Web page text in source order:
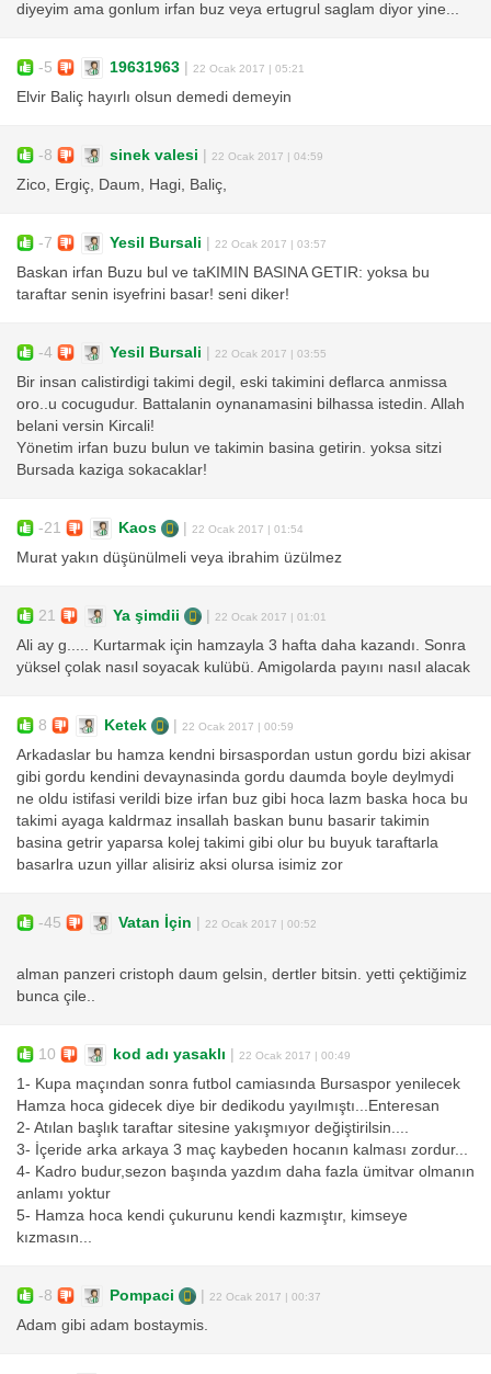
diyeyim ama gonlum irfan buz veya ertugrul saglam diyor yine...
-5 19631963 22 Ocak 2017 | 05:21
Elvir Baliç hayırlı olsun demedi demeyin
-8 sinek valesi 22 Ocak 2017 | 04:59
Zico, Ergiç, Daum, Hagi, Baliç,
-7 Yesil Bursali 22 Ocak 2017 | 03:57
Baskan irfan Buzu bul ve taKIMIN BASINA GETIR: yoksa bu
taraftar senin isyefrini basar! seni diker!
-4 Yesil Bursali 22 Ocak 2017 | 03:55
Bir insan calistirdigi takimi degil, eski takimini deflarca anmissa
oro..u cocugudur. Battalanin oynanamasini bilhassa istedin. Allah
belani versin Kircali!
Yönetim irfan buzu bulun ve takimin basina getirin. yoksa sitzi
Bursada kaziga sokacaklar!
-21 Kaos 22 Ocak 2017 | 01:54
Murat yakın düşünülmeli veya ibrahim üzülmez
21 Ya şimdii 22 Ocak 2017 | 01:01
Ali ay g..... Kurtarmak için hamzayla 3 hafta daha kazandı. Sonra
yüksel çolak nasıl soyacak kulübü. Amigolarda payını nasıl alacak
8 Ketek 22 Ocak 2017 | 00:59
Arkadaslar bu hamza kendni birsaspordan ustun gordu bizi akisar
gibi gordu kendini devaynasinda gordu daumda boyle deylmydi
ne oldu istifasi verildi bize irfan buz gibi hoca lazm baska hoca bu
takimi ayaga kaldrmaz insallah baskan bunu basarir takimin
basina getrir yaparsa kolej takimi gibi olur bu buyuk taraftarla
basarlra uzun yillar alisiriz aksi olursa isimiz zor
-45 Vatan İçin 22 Ocak 2017 | 00:52
alman panzeri cristoph daum gelsin, dertler bitsin. yetti çektiğimiz
bunca çile..
10 kod adı yasaklı 22 Ocak 2017 | 00:49
1- Kupa maçından sonra futbol camiasında Bursaspor yenilecek
Hamza hoca gidecek diye bir dedikodu yayılmıştı...Enteresan
2- Atılan başlık taraftar sitesine yakışmıyor değiştirilsin....
3- İçeride arka arkaya 3 maç kaybeden hocanın kalması zordur...
4- Kadro budur,sezon başında yazdım daha fazla ümitvar olmanın
anlamı yoktur
5- Hamza hoca kendi çukurunu kendi kazmıştır, kimseye
kızmasın...
-8 Pompaci 22 Ocak 2017 | 00:37
Adam gibi adam bostaymis.